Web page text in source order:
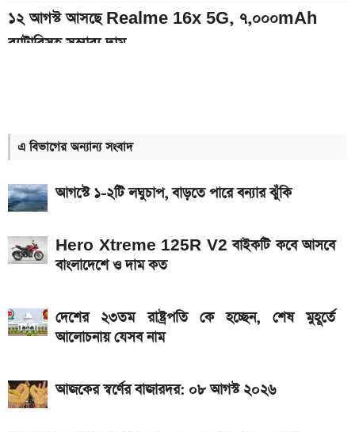
১২ আগস্ট আসছে Realme 16x 5G, ৭,০০০mAh
ব্যাটারিসহ সম্ভাব্য দাম
সরকারি কর্মচারীদের বেতন-গ্রেড নিয়ে নতুন বার্তা
আজকের স্বর্ণের বাজারদর: ০৭ আগস্ট ২০২৬
এসএসসি ও সমমানের ফল কবে জানাল শিক্ষা বোর্ড
সরকারি চাকরিজীবীরা
দাম
এসএসসি ফল প্রকাশের চূড়ান্ত তারিখ ঘোষণা
২০২৬ সালের প্রথম পূর্ণগ্রাস সূর্যগ্রহণ কবে, কোথা থেকে দেখা
এ বিভাগের অন্যান্য সংবাদ
আগস্টে ১-২টি লঘুচাপ, বাড়তে পারে বন্যার ঝুঁকি
Hero Xtreme 125R V2 বাইকটি কবে আসবে
বাংলাদেশে ও দাম কত
দেশের ২৩তম রাষ্ট্রপতি কে হচ্ছেন, শেষ মুহূর্তে
আলোচনায় যেসব নাম
আজকের স্বর্ণের বাজারদর: ০৮ আগস্ট ২০২৬